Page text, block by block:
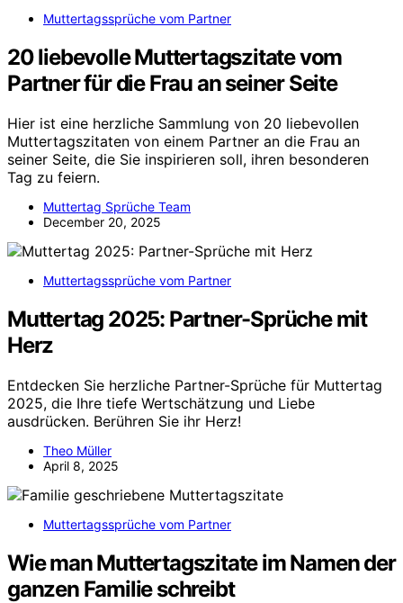
Muttertagssprüche vom Partner
20 liebevolle Muttertagszitate vom
Partner für die Frau an seiner Seite
Hier ist eine herzliche Sammlung von 20 liebevollen
Muttertagszitaten von einem Partner an die Frau an
seiner Seite, die Sie inspirieren soll, ihren besonderen
Tag zu feiern.
Muttertag Sprüche Team
December 20, 2025
Muttertagssprüche vom Partner
Muttertag 2025: Partner-Sprüche mit
Herz
Entdecken Sie herzliche Partner-Sprüche für Muttertag
2025, die Ihre tiefe Wertschätzung und Liebe
ausdrücken. Berühren Sie ihr Herz!
Theo Müller
April 8, 2025
Muttertagssprüche vom Partner
Wie man Muttertagszitate im Namen der
ganzen Familie schreibt